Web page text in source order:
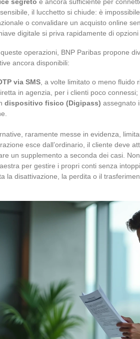
sensibile, il lucchetto si chiude: è
o convalidare un acquisto online
digitale si priva rapidamente di opzioni
operazioni, BNP Paribas propone
ancora disponibili:
via SMS , a volte limitato o meno fluido
in agenzia, per i clienti poco connessi;
dispositivo fisico (Digipass) assegnato
raramente messe in evidenza,
esce dall’ordinario, il cliente deve
un supplemento a seconda dei casi.
per gestire i propri conti senza
la disattivazione, la perdita o il